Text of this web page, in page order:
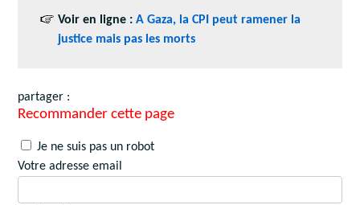
Voir en ligne :A Gaza, la CPI peut ramener la
justice mais pas les morts
partager :
Recommander cette page
Je ne suis pas un robot
Votre adresse email